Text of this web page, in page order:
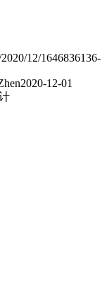
12/1646836136-
2020-12-01